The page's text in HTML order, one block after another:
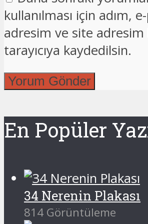
kullanılması için adım,
adresim ve site adresim
tarayıcıya kaydedilsin.
En Popüler
34 Nerenin Plakası
814 Görüntüleme